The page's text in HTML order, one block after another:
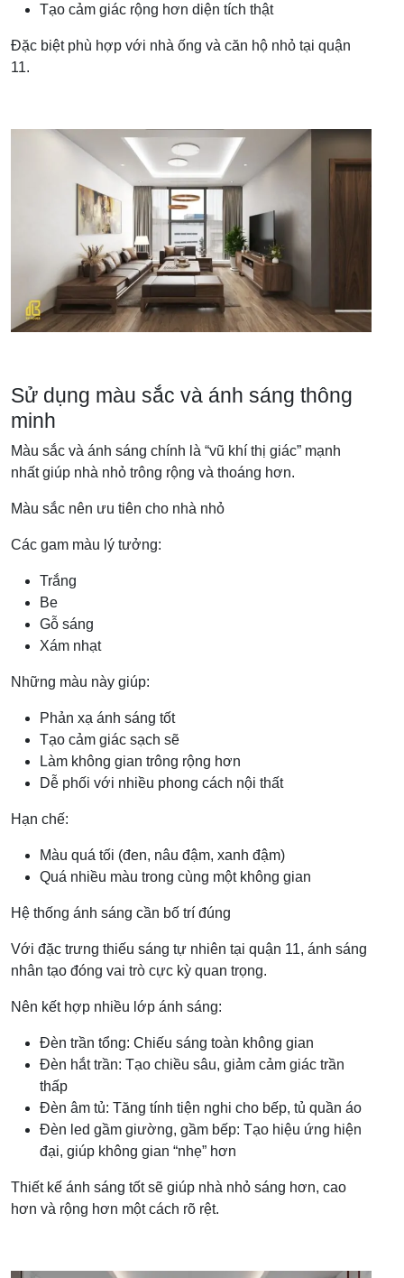
Tạo cảm giác rộng hơn diện tích thật
Đặc biệt phù hợp với nhà ống và căn hộ nhỏ tại quận
11.
Sử dụng màu sắc và ánh sáng thông
minh
Màu sắc và ánh sáng chính là “vũ khí thị giác” mạnh
nhất giúp nhà nhỏ trông rộng và thoáng hơn.
Màu sắc nên ưu tiên cho nhà nhỏ
Các gam màu lý tưởng:
Trắng
Be
Gỗ sáng
Xám nhạt
Những màu này giúp:
Phản xạ ánh sáng tốt
Tạo cảm giác sạch sẽ
Làm không gian trông rộng hơn
Dễ phối với nhiều phong cách nội thất
Hạn chế:
Màu quá tối (đen, nâu đậm, xanh đậm)
Quá nhiều màu trong cùng một không gian
Hệ thống ánh sáng cần bố trí đúng
Với đặc trưng thiếu sáng tự nhiên tại quận 11, ánh sáng
nhân tạo đóng vai trò cực kỳ quan trọng.
Nên kết hợp nhiều lớp ánh sáng:
Đèn trần tổng: Chiếu sáng toàn không gian
Đèn hắt trần: Tạo chiều sâu, giảm cảm giác trần
thấp
Đèn âm tủ: Tăng tính tiện nghi cho bếp, tủ quần áo
Đèn led gầm giường, gầm bếp: Tạo hiệu ứng hiện
đại, giúp không gian “nhẹ” hơn
Thiết kế ánh sáng tốt sẽ giúp nhà nhỏ sáng hơn, cao
hơn và rộng hơn một cách rõ rệt.